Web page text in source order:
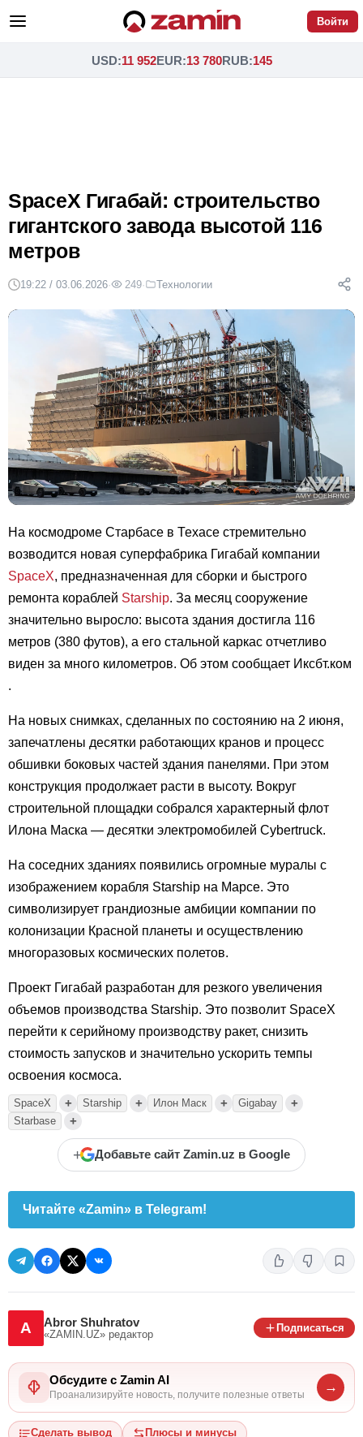
Войти
USD:11 952EUR:13 780RUB:145
SpaceX Гигабай: строительство
гигантского завода высотой 116
метров
19:22 / 03.06.2026· 249· Технологии
На космодроме Старбасе в Техасе стремительно
возводится новая суперфабрика Гигабай компании
SpaceX, предназначенная для сборки и быстрого
ремонта кораблей Starship. За месяц сооружение
значительно выросло: высота здания достигла 116
метров (380 футов), а его стальной каркас отчетливо
виден за много километров. Об этом сообщает Иксбт.ком
.
На новых снимках, сделанных по состоянию на 2 июня,
запечатлены десятки работающих кранов и процесс
обшивки боковых частей здания панелями. При этом
конструкция продолжает расти в высоту. Вокруг
строительной площадки собрался характерный флот
Илона Маска — десятки электромобилей Cybertruck.
На соседних зданиях появились огромные муралы с
изображением корабля Starship на Марсе. Это
символизирует грандиозные амбиции компании по
колонизации Красной планеты и осуществлению
многоразовых космических полетов.
Проект Гигабай разработан для резкого увеличения
объемов производства Starship. Это позволит SpaceX
перейти к серийному производству ракет, снизить
стоимость запусков и значительно ускорить темпы
освоения космоса.
SpaceX + Starship + Илон Маск + Gigabay +
Starbase +
+ Добавьте сайт Zamin.uz в Google
Читайте «Zamin» в Telegram!
A Abror Shuhratov
«ZAMIN.UZ» редактор
Подписаться
Обсудите с Zamin AI
Проанализируйте новость, получите полезные ответы
→
Сделать вывод Плюсы и минусы